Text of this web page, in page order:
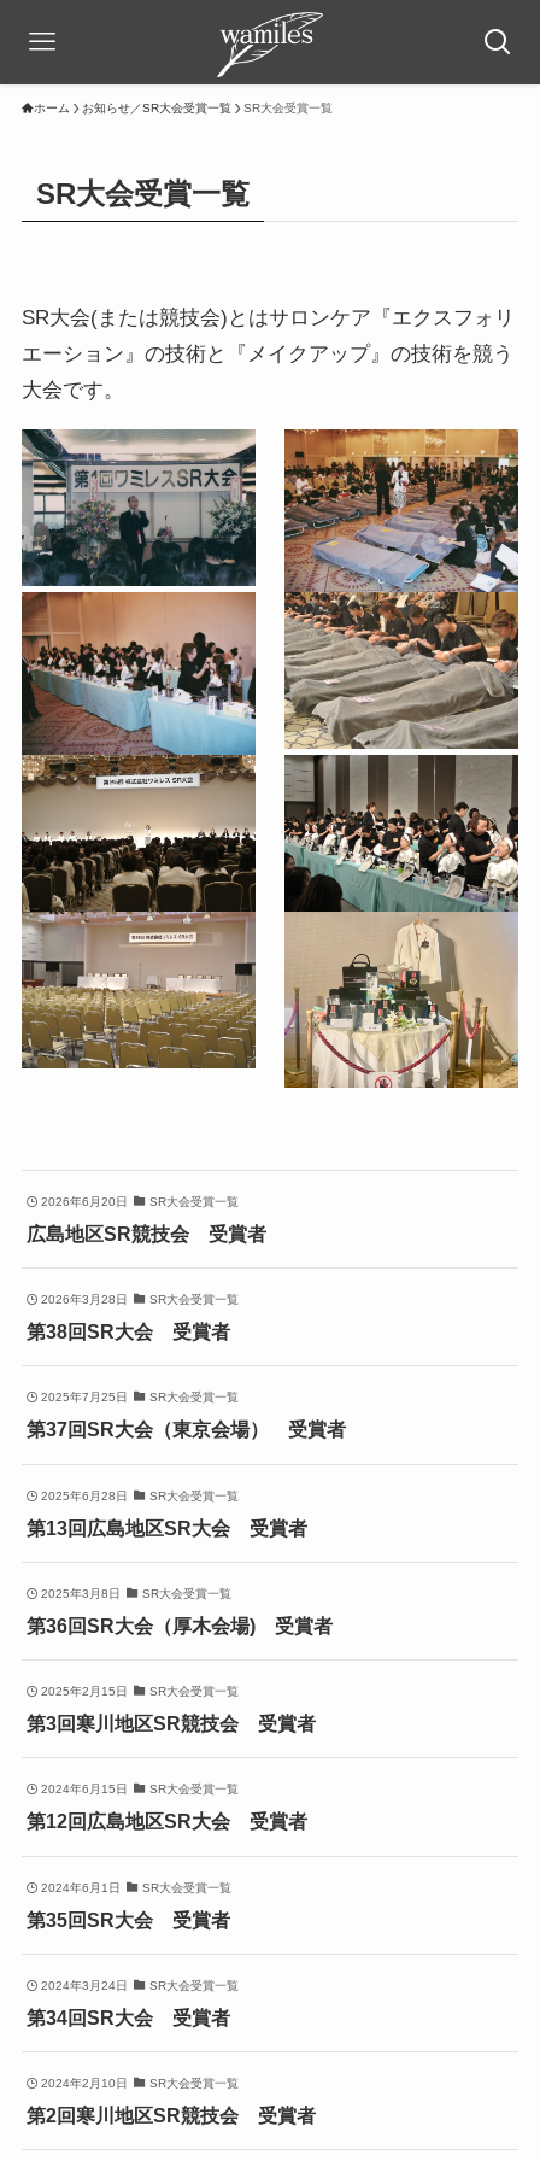
ホーム お知らせ／SR大会受賞一覧 SR大会受賞一覧
SR大会受賞一覧
SR大会(または競技会)とはサロンケア『エクスフォリ
エーション』の技術と『メイクアップ』の技術を競う
大会です。
2026年6月20日 SR大会受賞一覧
広島地区SR競技会 受賞者
2026年3月28日 SR大会受賞一覧
第38回SR大会 受賞者
2025年7月25日 SR大会受賞一覧
第37回SR大会（東京会場） 受賞者
2025年6月28日 SR大会受賞一覧
第13回広島地区SR大会 受賞者
2025年3月8日 SR大会受賞一覧
第36回SR大会（厚木会場) 受賞者
2025年2月15日 SR大会受賞一覧
第3回寒川地区SR競技会 受賞者
2024年6月15日 SR大会受賞一覧
第12回広島地区SR大会 受賞者
2024年6月1日 SR大会受賞一覧
第35回SR大会 受賞者
2024年3月24日 SR大会受賞一覧
第34回SR大会 受賞者
2024年2月10日 SR大会受賞一覧
第2回寒川地区SR競技会 受賞者